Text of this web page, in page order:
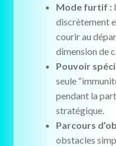
Mode furtif :
discrètement
courir au
dimension de
Pouvoir
seule
pendant la
stratégique.
Parcours
obstacles